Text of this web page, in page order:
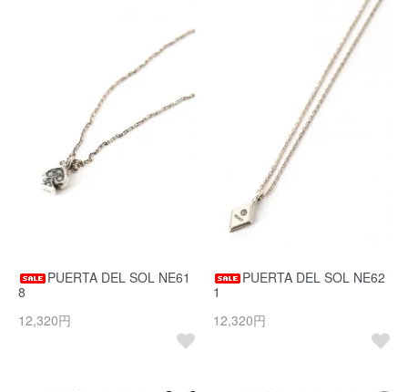
PUERTA DEL SOL NE61
8
12,320円
PUERTA DEL SOL NE62
1
12,320円